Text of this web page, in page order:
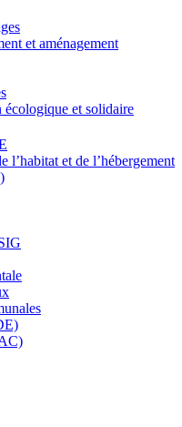
et aménagement
et solidaire
l’habitat et de l’hébergement